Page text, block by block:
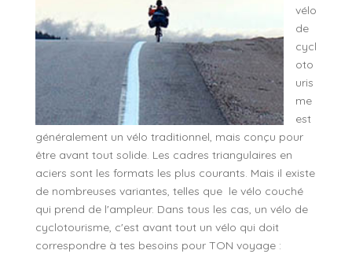
vélo
de
cycl
oto
uris
me
est
généralement un vélo traditionnel, mais conçu pour
être avant tout solide. Les cadres triangulaires en
aciers sont les formats les plus courants. Mais il existe
de nombreuses variantes, telles que le vélo couché
qui prend de l'ampleur. Dans tous les cas, un vélo de
cyclotourisme, c'est avant tout un vélo qui doit
correspondre à tes besoins pour TON voyage :